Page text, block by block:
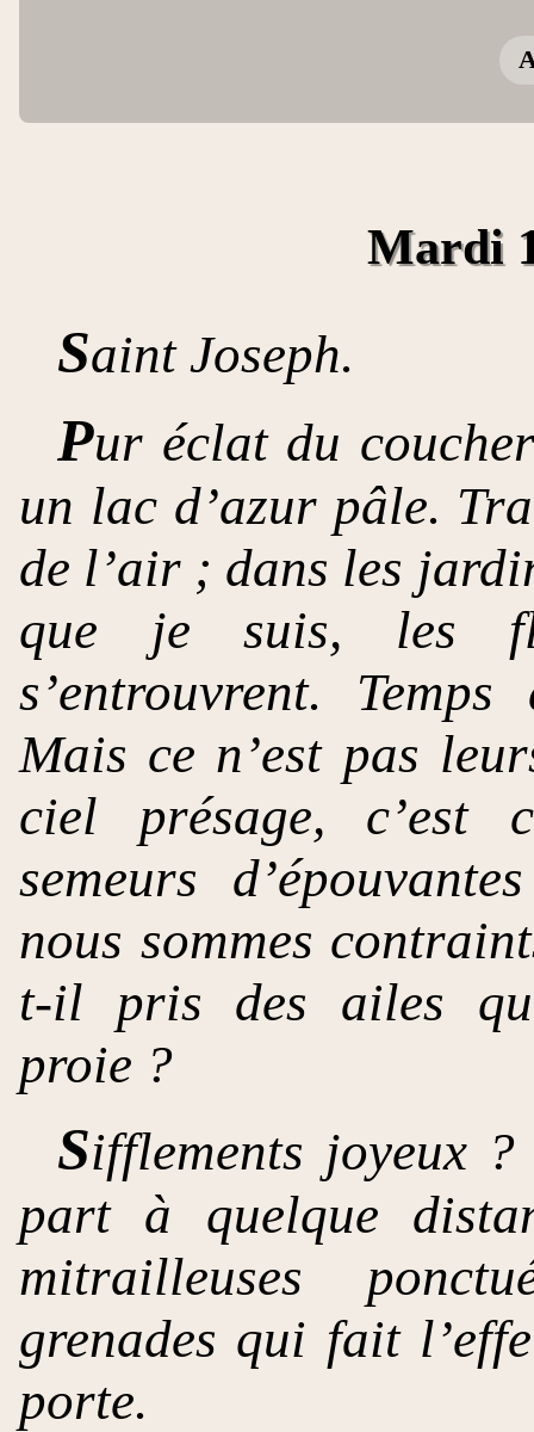
Mardi
Saint Joseph.
Pur éclat du
un lac d’azur pâle.
de l’air ; dans les
que je suis, les
s’entrouvrent.
Mais ce n’est pas
ciel présage, c’est
semeurs
nous sommes
t-il pris des ailes
proie ?
Sifflements joyeux
part à quelque
mitrailleuses
grenades qui fait
porte.